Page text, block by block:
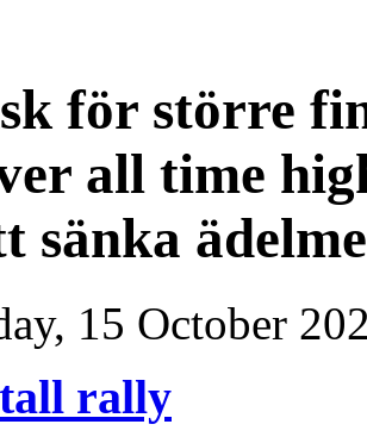
för större
all time
sänka
15 October
rally